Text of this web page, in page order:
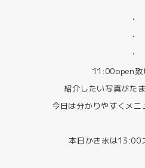
・
・
・
11:00open致
紹介したい写真がた
今日は分かりやすくメニ
本日かき氷は13:00